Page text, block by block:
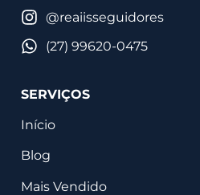
@reaiisseguidores
(27) 99620-0475
SERVIÇOS
Início
Blog
Mais Vendido